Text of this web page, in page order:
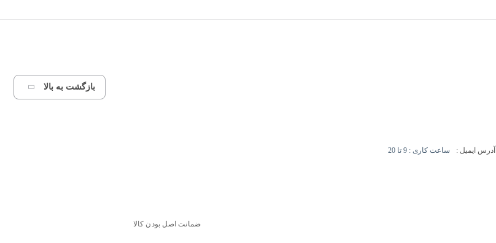
بازگشت به بالا
آدرس ایمیل : ساعت کاری : 9 تا 20
ضمانت اصل بودن کالا